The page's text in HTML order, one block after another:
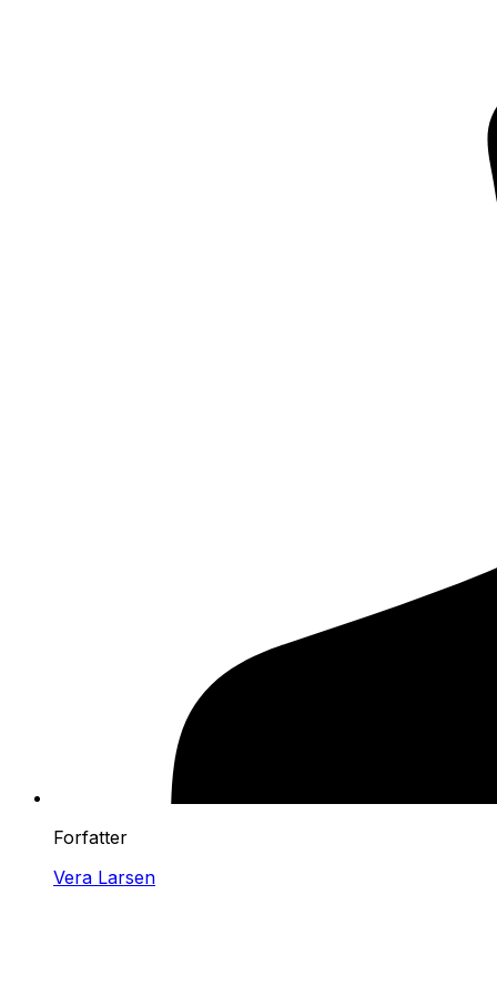
Forfatter
Vera Larsen